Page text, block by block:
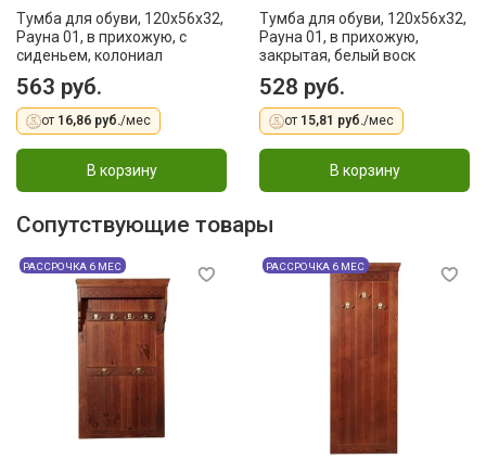
Тумба для обуви, 120x56x32,
Рауна 01, в прихожую, с
сиденьем, колониал
563 руб.
от 16,86 руб./мес
В корзину
Тумба для обуви, 120x56x32,
Рауна 01, в прихожую,
закрытая, белый воск
528 руб.
от 15,81 руб./мес
В корзину
Сопутствующие товары
РАССРОЧКА 6 МЕС РАССРОЧКА 6 МЕС